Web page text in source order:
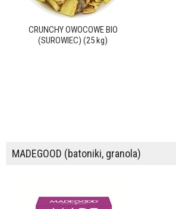
CRUNCHY OWOCOWE BIO
(SUROWIEC) (25 kg)
MADEGOOD (batoniki, granola)